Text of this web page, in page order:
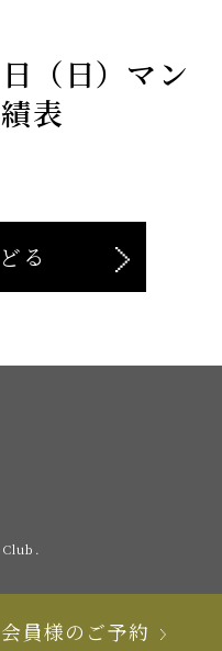
（日）マン
表
る
会員様のご予約